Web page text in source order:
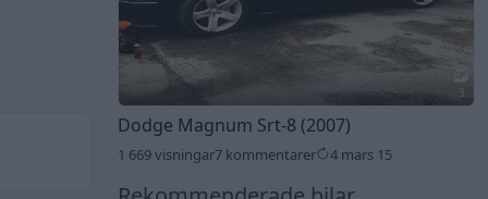
3
Dodge Magnum Srt-8 (2007)
1 669 visningar7 kommentarer 4 mars 15